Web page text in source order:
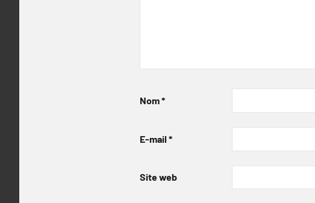
Nom*
E-mail *
Site web